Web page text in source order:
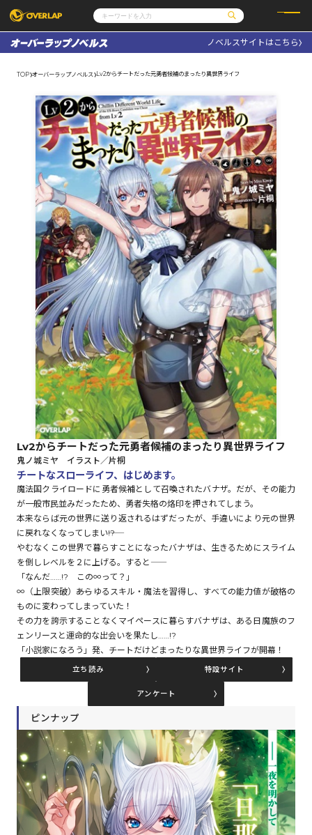
コミックガルド
コミッククリエ
文庫
ノベルス
その他
コミックエッセイ
ポケットモンスター
アニメ
ゲーム
通販・NEWS
OVERLAP STORE
オーバーラップ広報室
企業
会社概要
採用情報
アクセス
オーバーラップホールディングス
お問い合わせはこちら
オーバーラップ文庫
オーバーラップノベルス
オーバーラップノベルスf
ロサージュノベルス
コミックガルド
コミッククリエ
コミックパルフェ
コミックエッセイ
閉じる
ノベルスサイトはこちら
TOP オーバーラップノベルス Lv2からチートだった元勇者候補のまったり異世界ライフ
Lv2からチートだった元勇者候補のまったり異世界ライフ
鬼ノ城ミヤ イラスト／片桐
チートなスローライフ、はじめます。
魔法国クライロードに勇者候補として召喚されたバナザ。だが、その能力
が一般市民並みだったため、勇者失格の烙印を押されてしまう。
本来ならば元の世界に送り返されるはずだったが、手違いにより元の世界
に戻れなくなってしまい――!?
やむなくこの世界で暮らすことになったバナザは、生きるためにスライム
を倒しレベルを２に上げる。すると――
「なんだ……!? この∞って？」
∞（上限突破）――あらゆるスキル・魔法を習得し、すべての能力値が破格の
ものに変わってしまっていた！
その力を誇示することなくマイペースに暮らすバナザは、ある日魔族のフ
ェンリースと運命的な出会いを果たし……!?
「小説家になろう」発、チートだけどまったりな異世界ライフが開幕！
立ち読み 特設サイト
アンケート
ピンナップ